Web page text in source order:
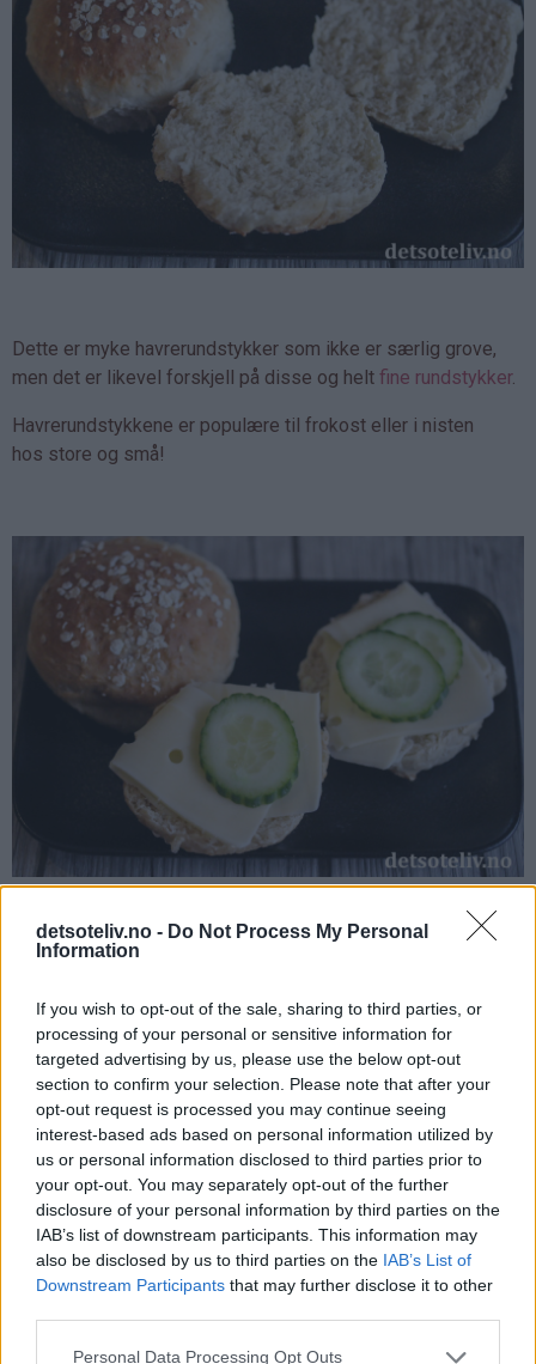
detsoteliv.no - Do Not Process My Personal
Information
If you wish to opt-out of the sale, sharing to third parties, or
processing of your personal or sensitive information for
targeted advertising by us, please use the below opt-out
section to confirm your selection. Please note that after your
opt-out request is processed you may continue seeing
interest-based ads based on personal information utilized by
us or personal information disclosed to third parties prior to
your opt-out. You may separately opt-out of the further
disclosure of your personal information by third parties on the
IAB’s list of downstream participants. This information may
also be disclosed by us to third parties on the IAB’s List of
Downstream Participants that may further disclose it to other
Personal Data Processing Opt Outs
Dette er myke havrerundstykker som ikke er særlig grove,
men det er likevel forskjell på disse og helt fine rundstykker.
Havrerundstykkene er populære til frokost eller i nisten
hos store og små!
♥Veldig gode, myke havrerundstykker!